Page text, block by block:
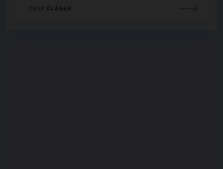
CELÝ ČLÁNEK